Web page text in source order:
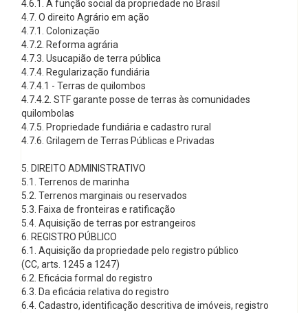
4.6.1. A função social da propriedade no Brasil
4.7. O direito Agrário em ação
4.7.1. Colonização
4.7.2. Reforma agrária
4.7.3. Usucapião de terra pública
4.7.4. Regularização fundiária
4.7.4.1 - Terras de quilombos
4.7.4.2. STF garante posse de terras às comunidades
quilombolas
4.7.5. Propriedade fundiária e cadastro rural
4.7.6. Grilagem de Terras Públicas e Privadas
5. DIREITO ADMINISTRATIVO
5.1. Terrenos de marinha
5.2. Terrenos marginais ou reservados
5.3. Faixa de fronteiras e ratificação
5.4. Aquisição de terras por estrangeiros
6. REGISTRO PÚBLICO
6.1. Aquisição da propriedade pelo registro público
(CC, arts. 1245 a 1247)
6.2. Eficácia formal do registro
6.3. Da eficácia relativa do registro
6.4. Cadastro, identificação descritiva de imóveis, registro